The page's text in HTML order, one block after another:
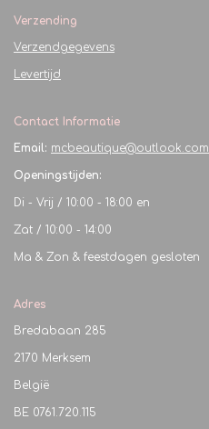
Verzending
Verzendgegevens
Levertijd
Contact Informatie
Email: mcbeautique@outlook.com
Openingstijden:
Di - Vrij / 10:00 - 18:00 en
Zat / 10:00 - 14:00
Ma & Zon & feestdagen gesloten
Adres
Bredabaan 285
2170 Merksem
België
BE 0761.720.115